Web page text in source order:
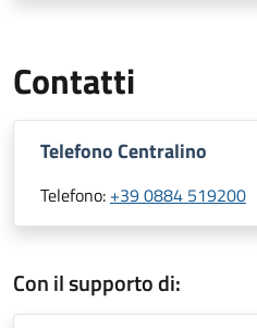
Contatti
Telefono Centralino
Telefono: +39 0884 519200
Con il supporto di: